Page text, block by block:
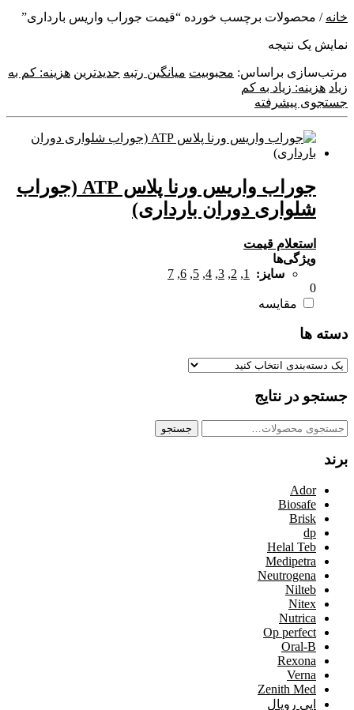
خانه / محصولات برچسب خورده “قیمت جوراب واریس بارداری”
نمایش یک نتیجه
مرتب‌سازی براساس: محبوبیت میانگین رتبه جدیدترین هزینه: کم به
زیاد هزینه: زیاد به کم
جستجوی پیشرفته
جوراب واریس ورنا پلاس ATP (جوراب
شلواری دوران بارداری)
استعلام قیمت
ویژگی‌ها
سایز:
1
,
2
,
3
,
4
,
5
,
6
,
7
0
مقایسه
دسته ها
جستجو در نتایج
جستجو
جستجو
برند
Ador
Biosafe
Brisk
dp
Helal Teb
Medipetra
Neutrogena
Nilteb
Nitex
Nutrica
Op perfect
Oral-B
Rexona
Verna
Zenith Med
اپی رویال